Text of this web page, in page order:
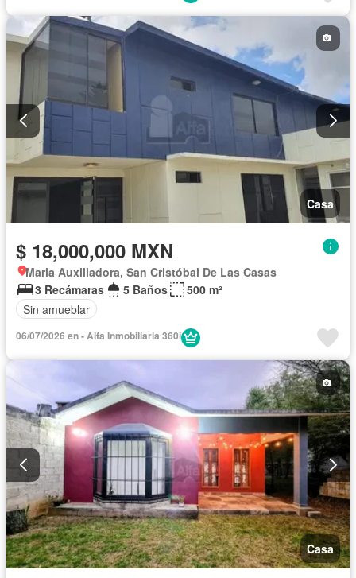
Casa
$ 18,000,000 MXN
Maria Auxiliadora, San Cristóbal De Las Casas
3 Recámaras
5 Baños
500 m²
Sin amueblar
06/07/2026 en - Alfa Inmobiliaria 360i
Casa